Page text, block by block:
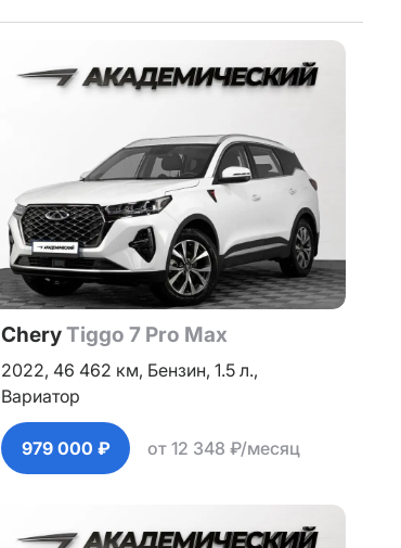
CheryTiggo 7 Pro Max
2022, 46 462 км, Бензин, 1.5 л.,
Вариатор
979 000 ₽ от 12 348 ₽/месяц